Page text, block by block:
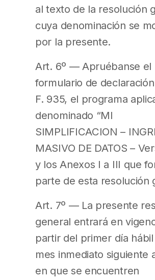
al texto de la resolución
cuya denominación se
por la presente.
Art. 6º — Apruébanse el
formulario de
F. 935, el programa
denominado “MI
SIMPLIFICACION –
MASIVO DE DATOS –
y los Anexos I a III que
parte de esta resolución
Art. 7º — La presente
general entrará en
partir del primer día
mes inmediato siguiente
en que se encuentren